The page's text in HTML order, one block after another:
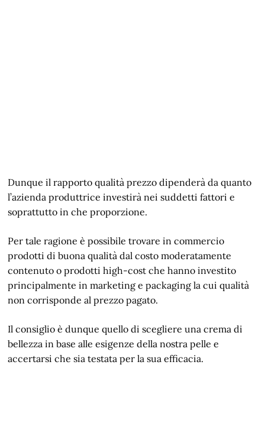
Dunque il rapporto qualità prezzo dipenderà da quanto
l’azienda produttrice investirà nei suddetti fattori e
soprattutto in che proporzione.
Per tale ragione è possibile trovare in commercio
prodotti di buona qualità dal costo moderatamente
contenuto o prodotti high-cost che hanno investito
principalmente in marketing e packaging la cui qualità
non corrisponde al prezzo pagato.
Il consiglio è dunque quello di scegliere una crema di
bellezza in base alle esigenze della nostra pelle e
accertarsi che sia testata per la sua efficacia.